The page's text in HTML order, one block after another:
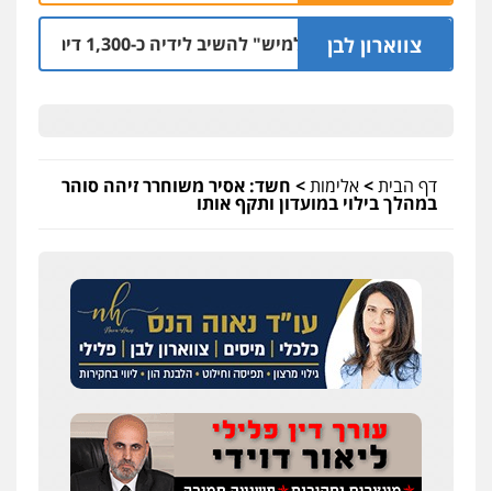
צווארון לבן
תובעת מ"חלמיש" להשיב לידיה כ-1,300 דירות שנבנו לטובת הציבור
דף הבית>אלימות> חשד: אסיר משוחרר זיהה סוהר
במהלך בילוי במועדון ותקף אותו